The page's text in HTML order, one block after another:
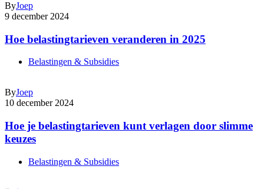
ByJoep
9 december 2024
Hoe belastingtarieven veranderen in 2025
Belastingen & Subsidies
ByJoep
10 december 2024
Hoe je belastingtarieven kunt verlagen door slimme
keuzes
Belastingen & Subsidies